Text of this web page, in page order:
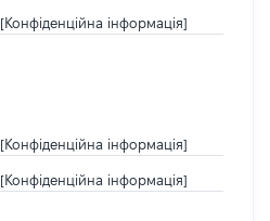
[Конфіденційна інформація]
[Конфіденційна інформація]
[Конфіденційна інформація]